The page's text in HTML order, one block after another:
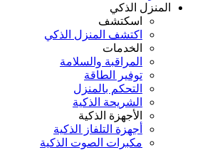
الذكي
اسكتشف
اكتشف المنزل الذكي
الخدمات
المراقبة والسلامة
توفير الطاقة
التحكم بالمنزل
الشريحة الذكية
الأجهزة الذكية
أجهزة التلفاز الذكية
مكبرات الصوت الذكية